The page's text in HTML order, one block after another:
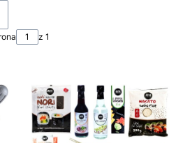
z 1